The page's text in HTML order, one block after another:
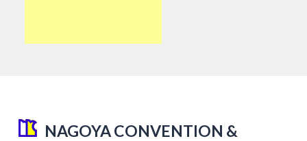
NAGOYA CONVENTION &